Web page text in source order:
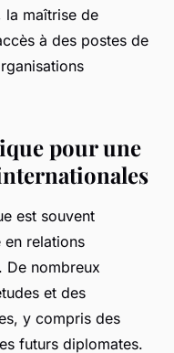
la maîtrise de
à des postes de
pour une
est souvent
en relations
De nombreux
et des
y compris des
futurs diplomates.